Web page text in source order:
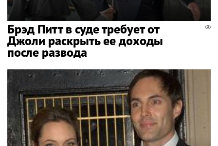
Брэд Питт в суде требует от
Джоли раскрыть ее доходы
после развода